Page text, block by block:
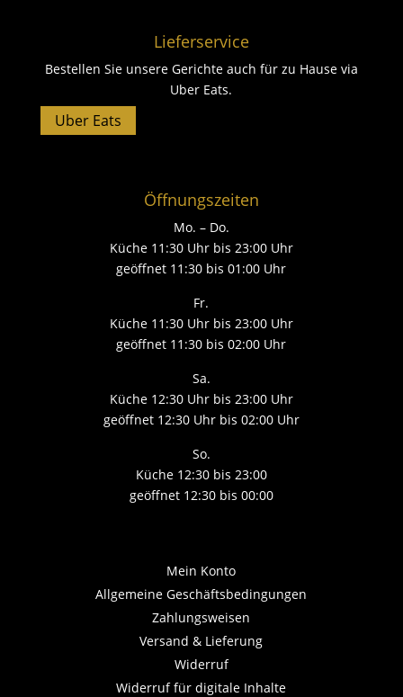
Lieferservice
Bestellen Sie unsere Gerichte auch für zu Hause via
Uber Eats.
Uber Eats
Öffnungszeiten
Mo. – Do.
Küche 11:30 Uhr bis 23:00 Uhr
geöffnet 11:30 bis 01:00 Uhr
Fr.
Küche 11:30 Uhr bis 23:00 Uhr
geöffnet 11:30 bis 02:00 Uhr
Sa.
Küche 12:30 Uhr bis 23:00 Uhr
geöffnet 12:30 Uhr bis 02:00 Uhr
So.
Küche 12:30 bis 23:00
geöffnet 12:30 bis 00:00
Mein Konto
Allgemeine Geschäftsbedingungen
Zahlungsweisen
Versand & Lieferung
Widerruf
Widerruf für digitale Inhalte